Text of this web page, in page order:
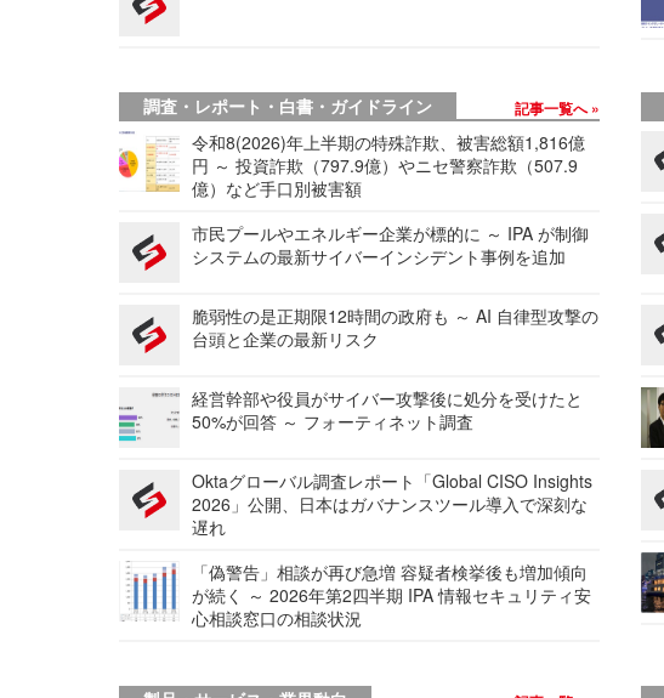
調査・レポート・白書・ガイドライン 記事一覧へ
令和8(2026)年上半期の特殊詐欺、被害総額1,816億
円 ～ 投資詐欺（797.9億）やニセ警察詐欺（507.9
億）など手口別被害額
市民プールやエネルギー企業が標的に ～ IPA が制御
システムの最新サイバーインシデント事例を追加
脆弱性の是正期限12時間の政府も ～ AI 自律型攻撃の
台頭と企業の最新リスク
経営幹部や役員がサイバー攻撃後に処分を受けたと
50%が回答 ～ フォーティネット調査
Oktaグローバル調査レポート「Global CISO Insights
2026」公開、日本はガバナンスツール導入で深刻な
遅れ
「偽警告」相談が再び急増 容疑者検挙後も増加傾向
が続く ～ 2026年第2四半期 IPA 情報セキュリティ安
心相談窓口の相談状況